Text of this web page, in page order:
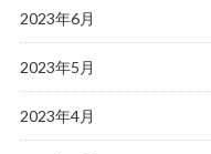
2023年6月
2023年5月
2023年4月